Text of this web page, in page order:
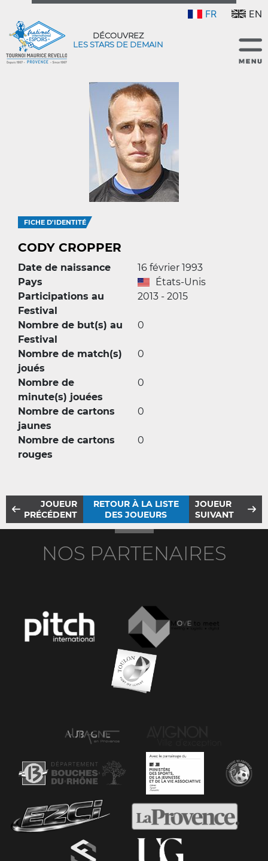
FR EN
DÉCOUVREZ
LES STARS DE DEMAIN
FICHE D'IDENTITÉ
CODY CROPPER
Date de naissance
16 février 1993
Pays
États-Unis
Participations au
Festival
2013 - 2015
Nombre de but(s) au
Festival
0
Nombre de match(s)
joués
0
Nombre de
minute(s) jouées
0
Nombre de cartons
jaunes
0
Nombre de cartons
rouges
0
JOUEUR
PRÉCÉDENT
RETOUR À LA LISTE
DES JOUEURS
JOUEUR
SUIVANT
NOS PARTENAIRES